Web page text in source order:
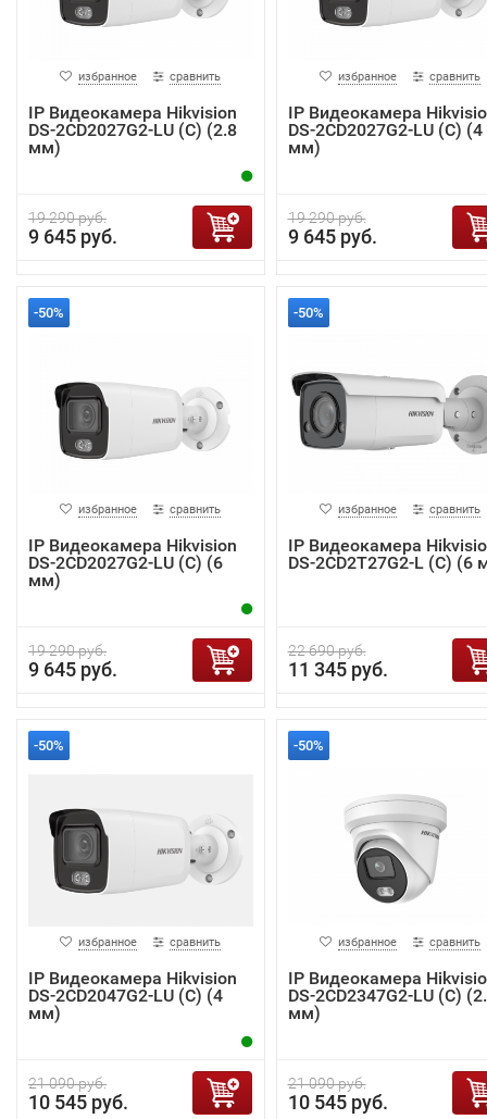
избранное сравнить
IP Видеокамера Hikvision
DS-2CD2027G2-LU (C) (2.8
мм)
19 290 руб.
9 645 руб.
избранное сравнить
IP Видеокамера
DS-2CD2027G2-LU (C) (4
мм)
19 290 руб.
9 645 руб.
-50%
избранное сравнить
IP Видеокамера Hikvision
DS-2CD2027G2-LU (C) (6
мм)
19 290 руб.
9 645 руб.
-50%
избранное сравнить
IP Видеокамера
DS-2CD2T27G2-L (C) (6
22 690 руб.
11 345 руб.
-50%
избранное сравнить
IP Видеокамера Hikvision
DS-2CD2047G2-LU (C) (4
мм)
21 090 руб.
10 545 руб.
-50%
избранное сравнить
IP Видеокамера
DS-2CD2347G2-LU (C)
мм)
21 090 руб.
10 545 руб.